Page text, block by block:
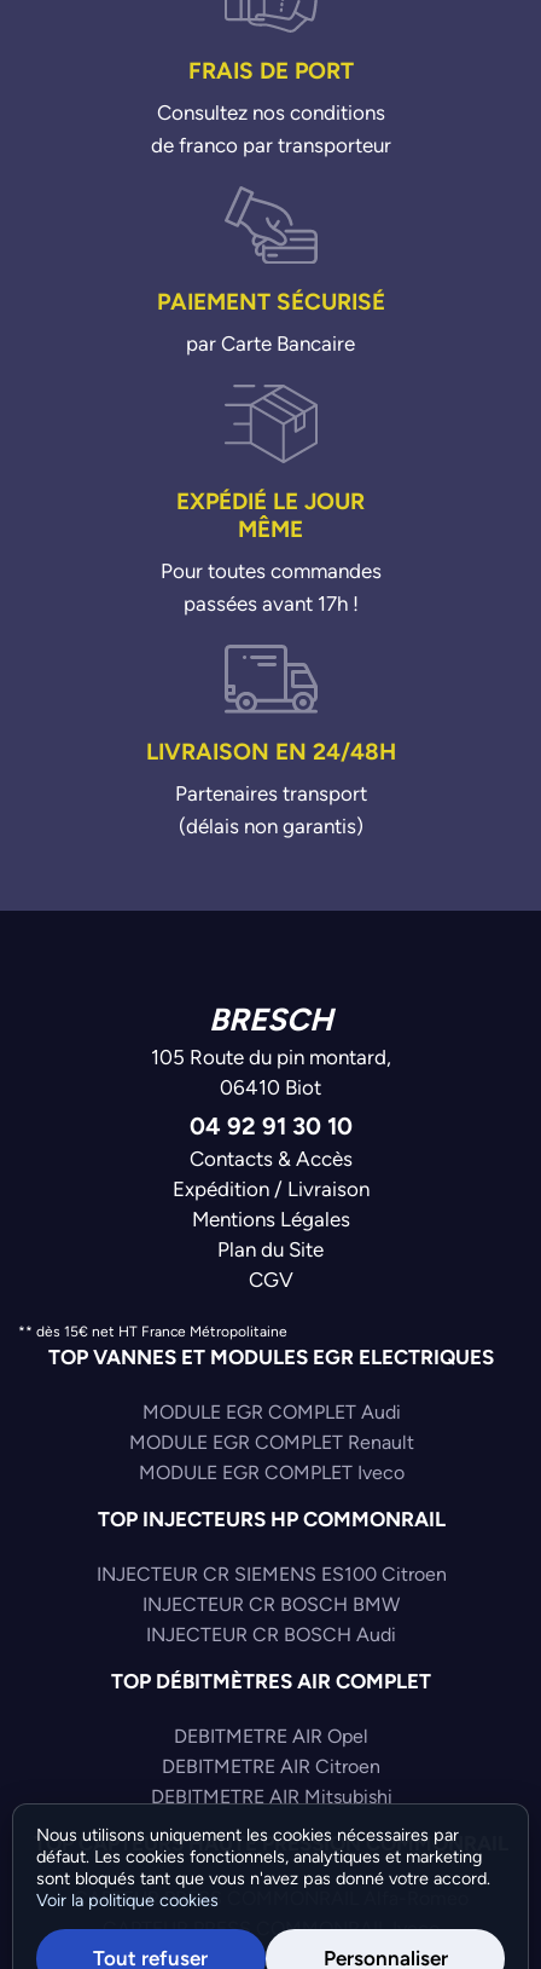
FRAIS DE PORT
Consultez nos conditions
de franco par transporteur
PAIEMENT SÉCURISÉ
par Carte Bancaire
EXPÉDIÉ LE JOUR
MÊME
Pour toutes commandes
passées avant 17h !
LIVRAISON EN 24/48H
Partenaires transport
(délais non garantis)
BRESCH
105 Route du pin montard,
06410 Biot
04 92 91 30 10
Contacts & Accès
Expédition / Livraison
Mentions Légales
Plan du Site
CGV
** dès 15€ net HT France Métropolitaine
TOP VANNES ET MODULES EGR ELECTRIQUES
MODULE EGR COMPLET Audi
MODULE EGR COMPLET Renault
MODULE EGR COMPLET Iveco
TOP INJECTEURS HP COMMONRAIL
INJECTEUR CR SIEMENS ES100 Citroen
INJECTEUR CR BOSCH BMW
INJECTEUR CR BOSCH Audi
TOP DÉBITMÈTRES AIR COMPLET
DEBITMETRE AIR Opel
DEBITMETRE AIR Citroen
DEBITMETRE AIR Mitsubishi
TOP CAPTEURS HAUTE PRESSION COMMONRAIL
CAPTEUR PRESS COMMONRAIL Alfa-Romeo
CAPTEUR PRESS COMMONRAIL Iveco
CAPTEUR PRESS COMMONRAIL Audi
Nous utilisons uniquement les cookies nécessaires par
défaut. Les cookies fonctionnels, analytiques et marketing
sont bloqués tant que vous n'avez pas donné votre accord.
Voir la politique cookies
Tout refuser Personnaliser